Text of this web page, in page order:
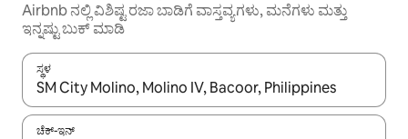
Airbnb ನಲ್ಲಿ ವಿಶಿಷ್ಟ ರಜಾ ಬಾಡಿಗೆ ವಾಸ್ತವ್ಯಗಳು, ಮನೆಗಳು ಮತ್ತು
ಇನ್ನಷ್ಟು ಬುಕ್ ಮಾಡಿ
ಸ್ಥಳ
ಫಲಿತಾಂಶಗಳು ಲಭ್ಯವಿರುವಾಗ, ಅಪ್ ಮತ್ತು ಡೌನ್ ಬಾಣದ ಕೀಲಿಗಳೊಂದಿಗೆ
ಚೆಕ್-ಇನ್